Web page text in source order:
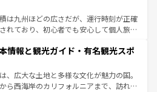
。
ぜひ体験してほしい。 なお、新着の
テンツ一覧を参照してほしい。
魅力がある。また、優雅なアフタヌーン
きにはたまらない英国パブ、サッカー観
らこそできる体験も豊富。イギリスを旅
てほしい。
は九州ほどの広さだが、運行時刻が正確
れており、初心者でも安心して個人旅行
残る町や、スイスならではのユニークな
ルプス観光だけでなく町歩きも満喫する
民の所得が高いため物価も高いが、旅行
提供のサービスもあり、うまく活用すれ
情報と観光ガイド・有名観光スポ
、広大な土地と多様な文化が魅力の国。
ら西海岸のカリフォルニアまで、訪れる